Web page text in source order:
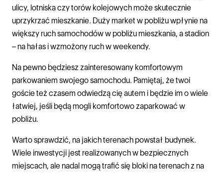
ulicy, lotniska czy torów kolejowych może skutecznie
uprzykrzać mieszkanie. Duży market w pobliżu wpłynie na
większy ruch samochodów w pobliżu mieszkania, a stadion
– na hałas i wzmożony ruch w weekendy.
Na pewno będziesz zainteresowany komfortowym
parkowaniem swojego samochodu. Pamiętaj, że twoi
goście też czasem odwiedzą cię autem i będzie im o wiele
łatwiej, jeśli będą mogli komfortowo zaparkować w
pobliżu.
Warto sprawdzić, na jakich terenach powstał budynek.
Wiele inwestycji jest realizowanych w bezpiecznych
miejscach, ale nadal mogą trafić się bloki na terenach z na